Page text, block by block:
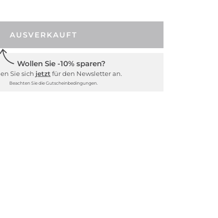
AUSVERKAUFT
Wollen Sie -10% sparen?
Sie sich jetzt für den Newsletter an.
Beachten Sie die Gutscheinbedingungen.